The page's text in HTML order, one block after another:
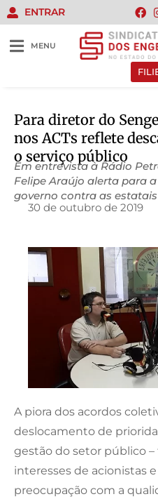
ENTRAR
MENU
Para diretor do
nos ACTs reflete
o serviço público
Em entrevista à Rádio
Felipe Araújo alerta para
governo contra as estatais
30 de outubro de 2019
A piora dos acordos
deslocamento de
gestão do setor público –
interesses de acionistas
preocupação com a